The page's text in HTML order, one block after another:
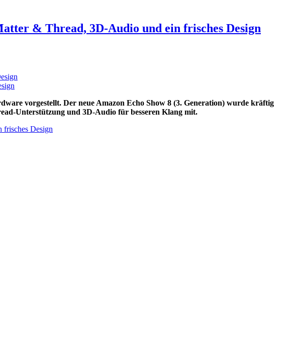
& Thread, 3D-Audio und ein frisches Design
vorgestellt. Der neue Amazon Echo Show 8 (3. Generation) wurde kräftig
Unterstützung und 3D-Audio für besseren Klang mit.
Design